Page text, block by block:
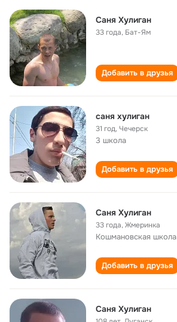
Саня Хулиган
33 года, Бат-Ям
Добавить в друзья
саня хулиган
31 год,Чечерск
3 школа
Добавить в друзья
Саня Хулиган
33 года,Жмеринка
Кошмановская школа
Добавить в друзья
Саня Хулиган